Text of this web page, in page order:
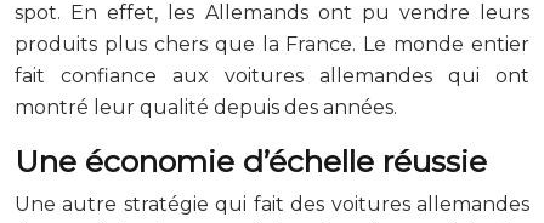
spot. En effet, les Allemands ont pu vendre leurs
produits plus chers que la France. Le monde entier
fait confiance aux voitures allemandes qui ont
montré leur qualité depuis des années.
Une économie d’échelle réussie
Une autre stratégie qui fait des voitures allemandes